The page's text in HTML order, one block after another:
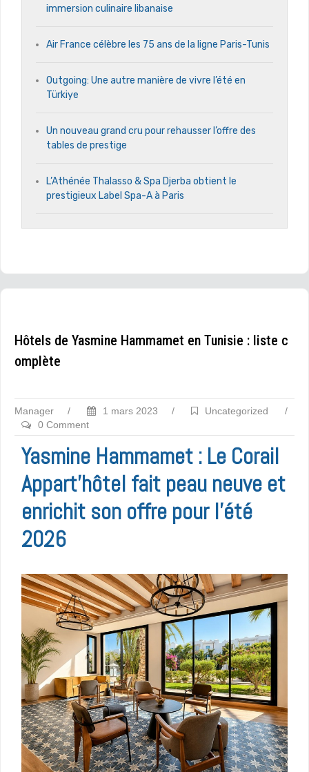
immersion culinaire libanaise
Air France célèbre les 75 ans de la ligne Paris-Tunis
Outgoing: Une autre manière de vivre l’été en
Türkiye
Un nouveau grand cru pour rehausser l’offre des
tables de prestige
L’Athénée Thalasso & Spa Djerba obtient le
prestigieux Label Spa-A à Paris
Hôtels de Yasmine Hammamet en Tunisie : liste c
omplète
Manager / 1 mars 2023 / Uncategorized
/
0 Comment
Yasmine Hammamet : Le Corail
Appart’hôtel fait peau neuve et
enrichit son offre pour l’été
2026